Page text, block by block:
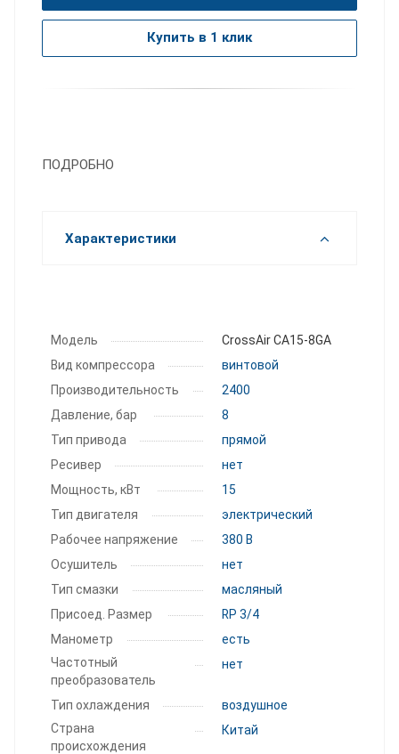
Купить в 1 клик
ПОДРОБНО
Характеристики
Модель
CrossAir CA15-8GA
Вид компрессора
винтовой
Производитель­ность
2400
Давление, бар
8
Тип привода
прямой
Ресивер
нет
Мощность, кВт
15
Тип двигателя
электрический
Рабочее напряжение
380 В
Осушитель
нет
Тип смазки
масляный
Присоед. Размер
RP 3/4
Манометр
есть
Частотный
преобразователь
нет
Тип охлаждения
воздушное
Страна
происхождения
Китай